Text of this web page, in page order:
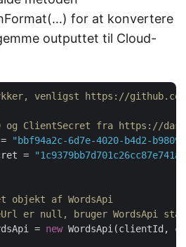
for at konvertere
outputtet til Cloud-
venligst https://github.com/
ClientSecret fra https://
"bbf94a2c-6d7e-4020-b4d2-
=
af WordsApi
er null, bruger WordsApi
=
new WordsApi(clientId,